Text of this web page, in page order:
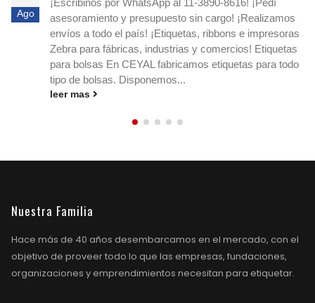
Ago
Ordená hoy - Argentina! Etiquetas redondas para -
Dietéticas / Fruterías / Proveedurías ¡Comprá etiquetas
circulares blancas o impresas en Ceyal y destacá tus
productos! Si buscás etiquetas circulares blancas o
impresas, ¡en Ceyal tenemos la solución ideal para tu
negocio!...
leer mas
Nuestra Familia
Hace más de 40 años desembarcamos en el mercado, con el
objetivo de proveer todo lo que las empresas, fundaciones,
organizaciones y emprendimientos necesitan para etiquetar.